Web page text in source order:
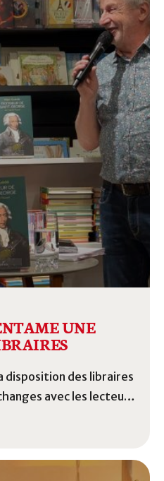
UNE
disposition des libraires
avec les lecteurs